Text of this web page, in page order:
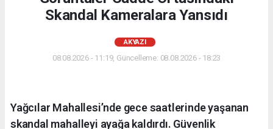
Skandal Kameralara Yansıdı
AKYAZI
08.08.2026 - 11:19, Güncelleme: 08.08.2026 - 18:23
Yağcılar Mahallesi’nde gece saatlerinde yaşanan
skandal mahalleyi ayağa kaldırdı. Güvenlik